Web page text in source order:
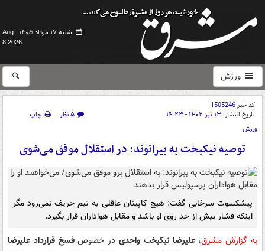
شنبه ۱۷ مرداد ۱۴۰۵ -
Aug
8 2026
ورزش
کد خبر1505246
تاریخ انتشار: ۱۳ تیر ۱۴۰۲ - ۱۴:۲۳ ۵ نظر
چاپ
ورزش
توصیه نیکبخت به بیرانوند: در استقلال موفق می‌شوی
پیشکسوت سرخابی گفت: هیچ کاپیتان عاقلی به تیم حریف نمی‌رود مگر
اینکه فشار بیش از حد روی او باشد و مقابل هواداران قرار بگیرد.
به گزارش مشرق، علیرضا نیکبخت واحدیدر خصوصفسخ قرارداد علیرضا